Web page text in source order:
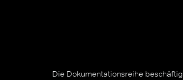
Die Dokumentationsreihe